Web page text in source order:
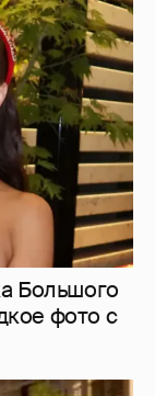
Большого
фото с